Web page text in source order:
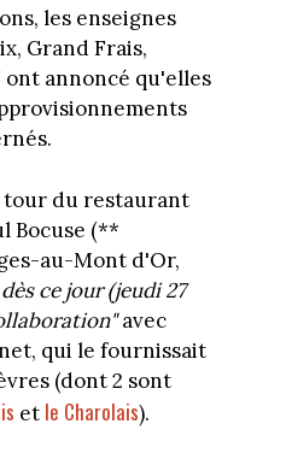
les enseignes
Grand Frais,
ont annoncé qu'elles
tour du restaurant
Bocuse (**
au-Mont d'Or,
ce jour (jeudi 27
avec
qui le fournissait
(dont 2 sont
et le Charolais).